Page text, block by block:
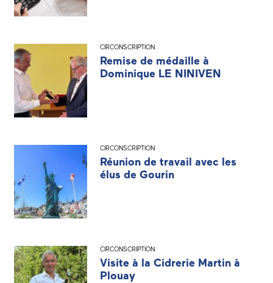
CIRCONSCRIPTION
Remise de médaille à
Dominique LE NINIVEN
CIRCONSCRIPTION
Réunion de travail avec les
élus de Gourin
CIRCONSCRIPTION
Visite à la Cidrerie Martin à
Plouay